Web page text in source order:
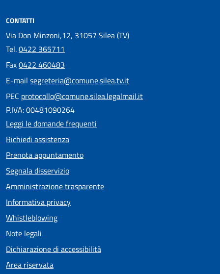
CONTATTI
Via Don Minzoni,12, 31057 Silea (TV)
Tel.0422 365711
Fax0422 460483
E-mail segreteria@comune.silea.tv.it
PEC protocollo@comune.silea.legalmail.it
P.IVA: 00481090264
Leggi le domande frequenti
Richiedi assistenza
Prenota appuntamento
Segnala disservizio
Amministrazione trasparente
Informativa privacy
Whistleblowing
Note legali
Dichiarazione di accessibilità
Area riservata